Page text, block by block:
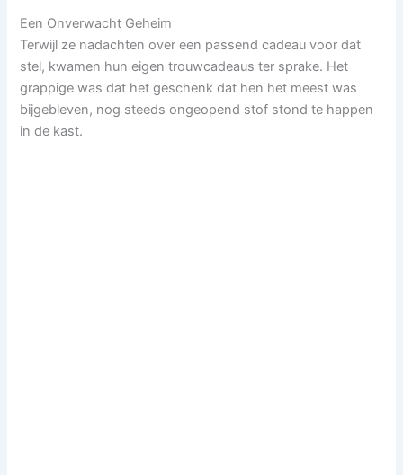
Een Onverwacht Geheim
Terwijl ze nadachten over een passend cadeau voor dat
stel, kwamen hun eigen trouwcadeaus ter sprake. Het
grappige was dat het geschenk dat hen het meest was
bijgebleven, nog steeds ongeopend stof stond te happen
in de kast.